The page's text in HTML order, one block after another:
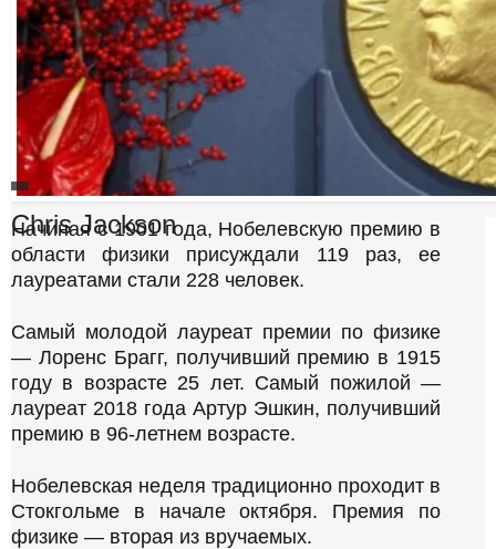
А
В
Т
О
Ф
Т
О
,
Chris Jackson
Начиная с 1901 года, Нобелевскую премию в
области физики присуждали 119 раз, ее
лауреатами стали 228 человек.
Самый молодой лауреат премии по физике
— Лоренс Брагг, получивший премию в 1915
году в возрасте 25 лет. Самый пожилой —
лауреат 2018 года Артур Эшкин, получивший
премию в 96-летнем возрасте.
Нобелевская неделя традиционно проходит в
Стокгольме в начале октября. Премия по
физике — вторая из вручаемых.